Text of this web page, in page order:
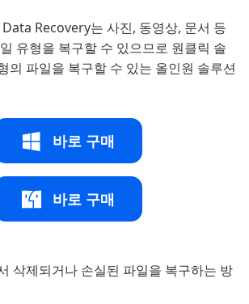
Recovery는 사진, 동영상, 문서 등
유형을 복구할 수 있으므로 원클릭 솔
의 파일을 복구할 수 있는 올인원 솔루션
바로 구매
바로 구매
삭제되거나 손실된 파일을 복구하는 방